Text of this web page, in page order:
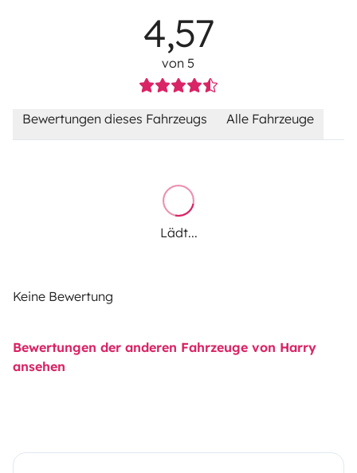
4,57
von 5
Bewertungen dieses Fahrzeugs Alle Fahrzeuge
Lädt...
Keine Bewertung
Bewertungen der anderen Fahrzeuge von Harry
ansehen